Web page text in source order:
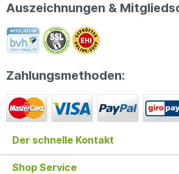
Auszeichnungen &
Zahlungsmethoden:
Der schnelle Kontakt
Shop Service